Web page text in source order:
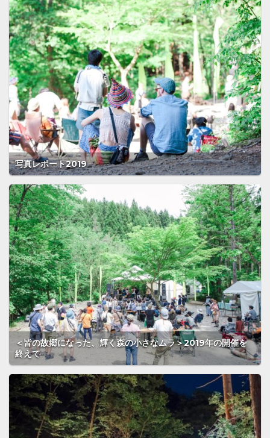
写真レポート2019
＜皆の故郷になった、輝く森の小さなムラ＞2019年の開催を
終えて